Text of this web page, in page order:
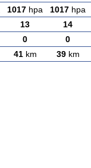
1017 hpa 1017 hpa
13 14
0 0
41km 39km